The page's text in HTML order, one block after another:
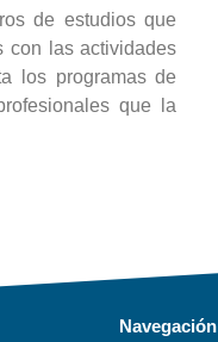
de estudios que
con las actividades
los programas de
que la
Navegación